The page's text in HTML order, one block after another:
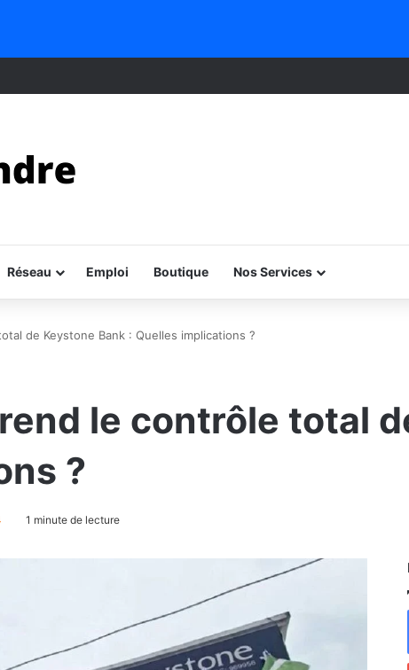
Réseau Emploi Boutique Nos Services
de Keystone Bank : Quelles implications ?
le contrôle total
?
1 minute de lecture